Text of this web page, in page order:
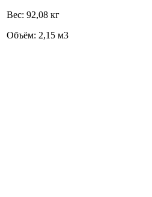
Вес: 92,08 кг
Объём: 2,15 м3